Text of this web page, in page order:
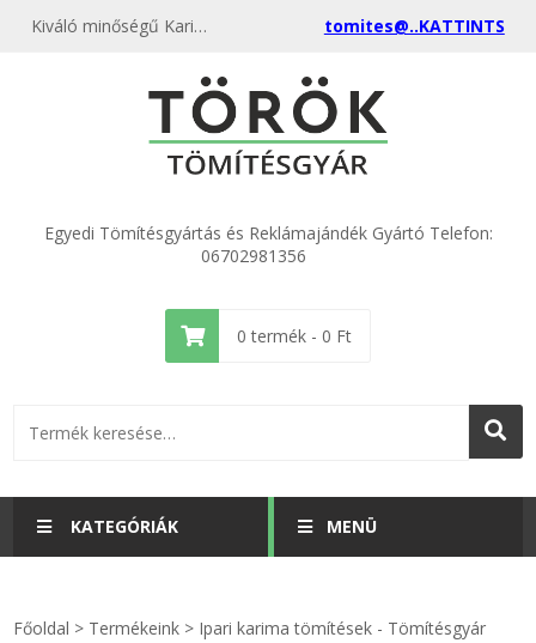
Kiváló minőségű Karima DN 8 Temafast ECO 14x33x2,0 kedvező áron, egyenest a gyártótól, rendeld meg most és csatlakozz a több ezer elégedett vásárlóhoz. tomites@..KATTINTS
Egyedi Tömítésgyártás és Reklámajándék Gyártó Telefon:
06702981356
0 termék - 0 Ft
KATEGÓRIÁK MENÜ
Főoldal > Termékeink > Ipari karima tömítések - Tömítésgyár